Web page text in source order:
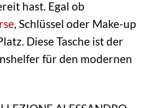
hast. Egal ob
, Schlüssel oder Make-up
Diese Tasche ist der
für den modernen